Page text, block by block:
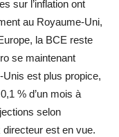
sur l’inflation ont
au Royaume-Uni,
la BCE reste
se maintenant
est plus propice,
% d’un mois à
selon
est en vue.